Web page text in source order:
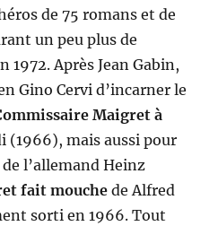
de 75 romans et de
un peu plus de
1972. Après Jean Gabin,
Gino Cervi d’incarner le
Maigret à
(1966), mais aussi pour
l’allemand Heinz
fait mouche de Alfred
sorti en 1966. Tout